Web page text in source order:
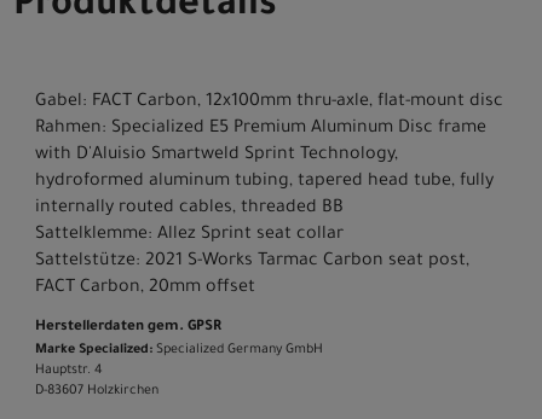
Gabel: FACT Carbon, 12x100mm thru-axle, flat-mount disc
Rahmen: Specialized E5 Premium Aluminum Disc frame
with D'Aluisio Smartweld Sprint Technology,
hydroformed aluminum tubing, tapered head tube, fully
internally routed cables, threaded BB
Sattelklemme: Allez Sprint seat collar
Sattelstütze: 2021 S-Works Tarmac Carbon seat post,
FACT Carbon, 20mm offset
Herstellerdaten gem. GPSR
Marke Specialized: Specialized Germany GmbH
Hauptstr. 4
D-83607 Holzkirchen